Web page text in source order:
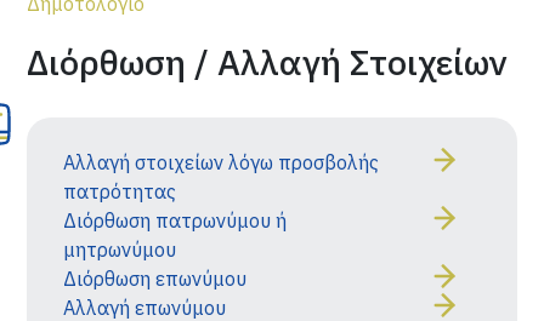
Διόρθωση / Αλλαγή Στοιχείων
Αλλαγή στοιχείων λόγω προσβολής
πατρότητας
Διόρθωση πατρωνύμου ή
μητρωνύμου
Διόρθωση επωνύμου
Αλλαγή επωνύμου